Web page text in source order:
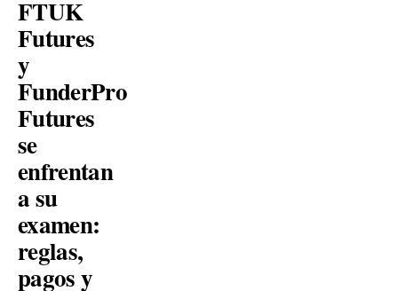
FTUK
Futures
y
FunderPro
Futures
se
enfrentan
a su
examen:
reglas,
pagos y